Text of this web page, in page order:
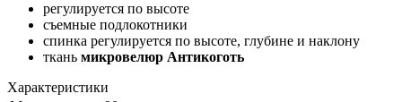
регулируется по высоте
съемные подлокотники
спинка регулируется по высоте, глубине и наклону
ткань микровелюр Антикоготь
Характеристики